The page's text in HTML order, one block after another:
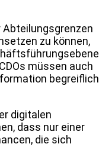
Abteilungsgrenzen
zu können,
müssen auch
begreiflich
digitalen
dass nur einer
die sich